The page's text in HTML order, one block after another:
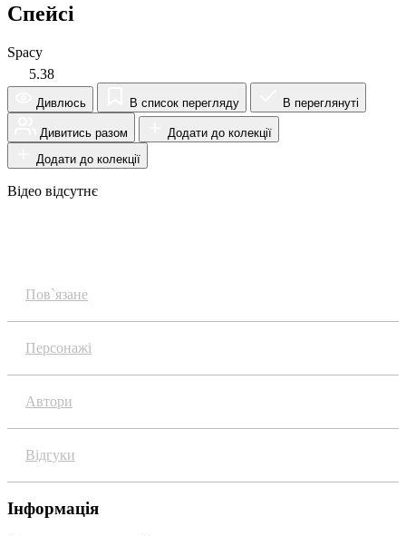
Спейсі
Spacy
5.38
Дивлюсь В список перегляду В переглянуті
Дивитись разом
Додати до колекції
Додати до колекції
Відео відсутнє
Пов`язане
Персонажі
Автори
Відгуки
Інформація